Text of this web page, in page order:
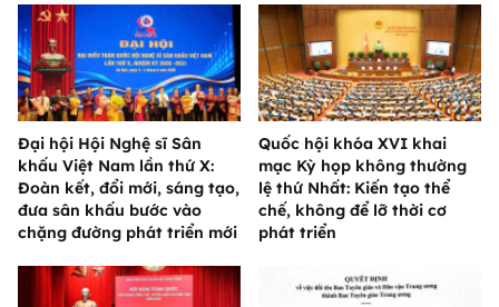
Đại hội Hội Nghệ sĩ Sân
khấu Việt Nam lần thứ X:
Đoàn kết, đổi mới, sáng tạo,
đưa sân khấu bước vào
chặng đường phát triển mới
Quốc hội khóa XVI khai
mạc Kỳ họp không thường
lệ thứ Nhất: Kiến tạo thể
chế, không để lỡ thời cơ
phát triển